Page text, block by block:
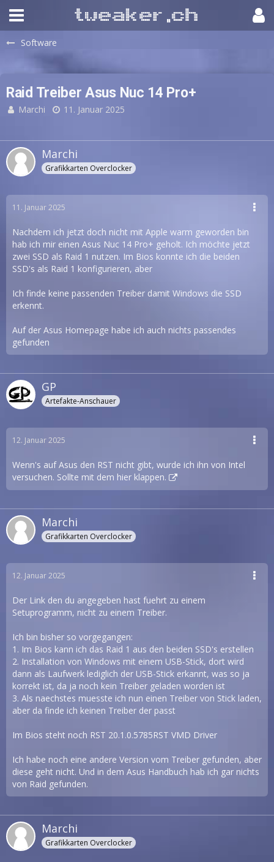
Software
Raid Treiber Asus Nuc 14 Pro+
Marchi 11. Januar 2025
Marchi
Grafikkarten Overclocker
11. Januar 2025
Nachdem ich jetzt doch nicht mit Apple warm geworden bin
hab ich mir einen Asus Nuc 14 Pro+ geholt. Ich möchte jetzt
zwei SSD als Raid 1 nutzen. Im Bios konnte ich die beiden
SSD's als Raid 1 konfigurieren, aber
Ich finde keine passenden Treiber damit Windows die SSD
erkennt.
Auf der Asus Homepage habe ich auch nichts passendes
gefunden
GP
Artefakte-Anschauer
12. Januar 2025
Wenn's auf Asus den RST nicht gibt, wurde ich ihn von Intel
versuchen. Sollte mit dem hier klappen.
Marchi
Grafikkarten Overclocker
12. Januar 2025
Der Link den du angegeben hast fuehrt zu einem
Setuprogramm, nicht zu einem Treiber.
Ich bin bisher so vorgegangen:
1. Im Bios kann ich das Raid 1 aus den beiden SSD's erstellen
2. Installation von Windows mit einem USB-Stick, dort wird
dann als Laufwerk lediglich der USB-Stick erkannt, was so ja
korrekt ist, da ja noch kein Treiber geladen worden ist
3. Als naechstes muesste ich nun einen Treiber von Stick laden,
aber da finde ich keinen Treiber der passt
Im Bios steht noch RST 20.1.0.5785RST VMD Driver
Ich habe noch eine andere Version vom Treiber gefunden, aber
diese geht nicht. Und in dem Asus Handbuch hab ich gar nichts
von Raid gefunden.
Marchi
Grafikkarten Overclocker